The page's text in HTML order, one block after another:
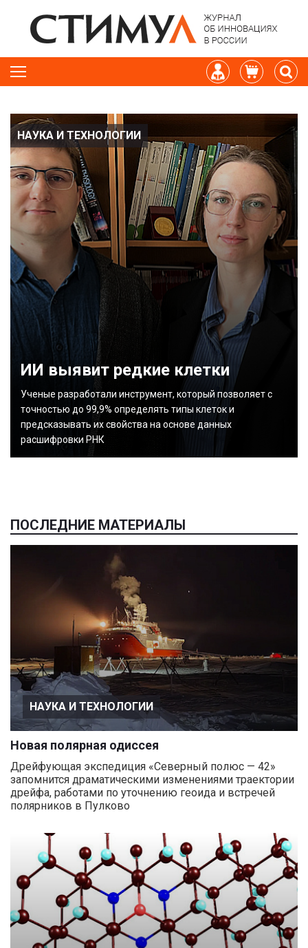
ИИ выявит редкие клетки
Ученые разработали инструмент, который позволяет с
точностью до 99,9% определять типы клеток и
предсказывать их свойства на основе данных
расшифровки РНК
НАУКА И ТЕХНОЛОГИИ
ПОСЛЕДНИЕ МАТЕРИАЛЫ
НАУКА И ТЕХНОЛОГИИ
Новая полярная одиссея
Дрейфующая экспедиция «Северный полюс — 42»
запомнится драматическими изменениями траектории
дрейфа, работами по уточнению геоида и встречей
полярников в Пулково